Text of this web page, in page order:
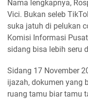
Nama lengkapnya,
Vici. Bukan seleb
suka jatuh di pelukan
Komisi Informasi
sidang bisa lebih seru
Sidang 17 November
ijazah, dokumen yang
ruang tamu biar tamu